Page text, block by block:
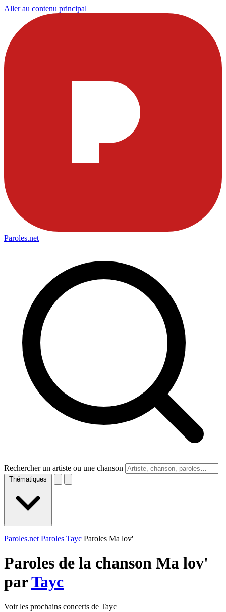
Aller au contenu principal
Paroles.net
Rechercher un artiste ou une chanson
Thématiques
Paroles.net Paroles Tayc Paroles Ma lov'
Paroles de la chanson Ma lov'
parTayc
Voir les prochains concerts de Tayc